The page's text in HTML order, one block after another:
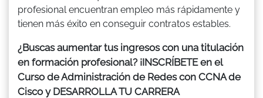
profesional encuentran empleo más rápidamente y
tienen más éxito en conseguir contratos estables.
¿Buscas aumentar tus ingresos con una titulación
en formación profesional? ¡INSCRÍBETE en el
Curso de Administración de Redes con CCNA de
Cisco y DESARROLLA TU CARRERA